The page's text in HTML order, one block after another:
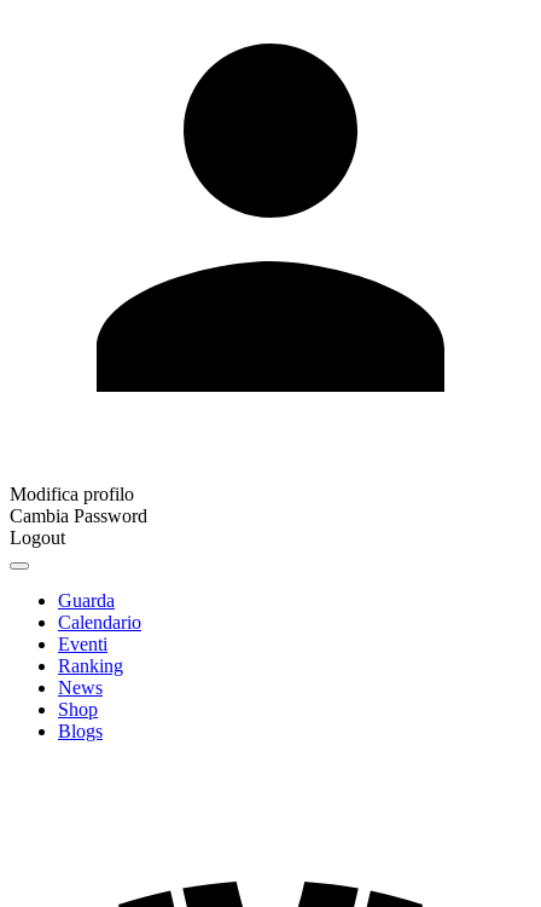
Modifica profilo
Cambia Password
Logout
Guarda
Calendario
Eventi
Ranking
News
Shop
Blogs